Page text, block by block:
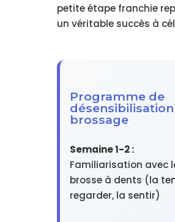
petite étape franchie
un véritable succès à
Programme de
désensibilisation
brossage
Semaine 1-2 :
Familiarisation avec
brosse à dents (la
regarder, la sentir)